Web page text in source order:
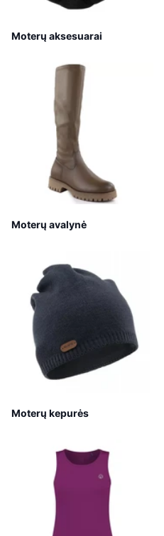
Moterų aksesuarai
Moterų avalynė
Moterų kepurės